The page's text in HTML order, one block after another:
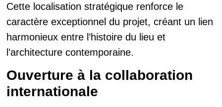
Cette localisation stratégique renforce le
caractère exceptionnel du projet, créant un lien
harmonieux entre l’histoire du lieu et
l’architecture contemporaine.
Ouverture à la collaboration
internationale